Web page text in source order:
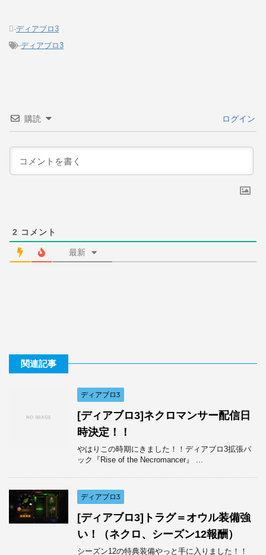
-ディアブロ3
-ディアブロ3
購読 ログイン
2 コメント
最新
関連記事
ディアブロ3
[ディアブロ3]ネクロマンサー配信日
時決定！！
やはりこの時期にきました！！ディアブロ3拡張パ
ック『Rise of the Necromancer』 ...
ディアブロ3
[ディアブロ3]トラグ＝オウル装備強
い！（ネクロ、シーズン12報酬）
シーズン12の特典装備やっと手に入りました！！